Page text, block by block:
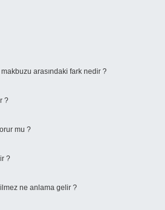
arasındaki fark nedir ?
?
mu ?
?
ne anlama gelir ?